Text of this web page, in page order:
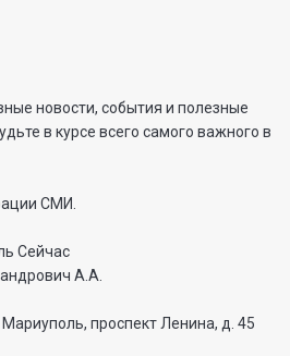
новости, события и полезные
в курсе всего самого важного в
СМИ.
Сейчас
А.А.
проспект Ленина, д. 45